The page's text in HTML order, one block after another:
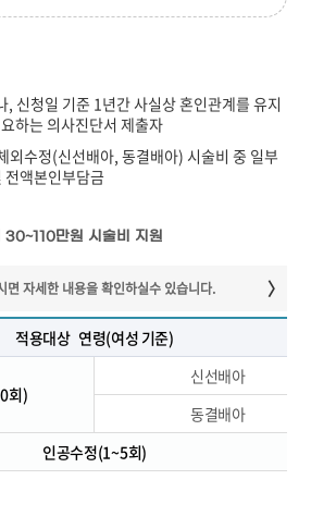
, 신청일 기준 1년간 사실상 혼인관계를 유지
하는 의사진단서 제출자
외수정(신선배아, 동결배아) 시술비 중 일부
전액본인부담금
30~110만원 시술비 지원
적용대상 연령(여성 기준)
회)
신선배아
동결배아
인공수정(1~5회)